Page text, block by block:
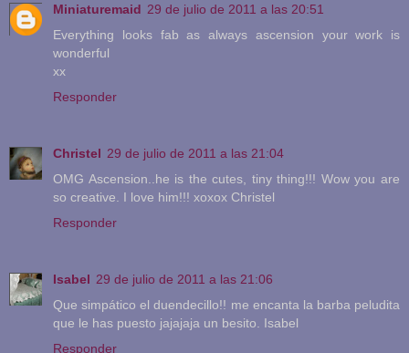
Miniaturemaid 29 de julio de 2011 a las 20:51
Everything looks fab as always ascension your work is
wonderful
xx
Responder
Christel 29 de julio de 2011 a las 21:04
OMG Ascension..he is the cutes, tiny thing!!! Wow you are
so creative. I love him!!! xoxox Christel
Responder
Isabel 29 de julio de 2011 a las 21:06
Que simpático el duendecillo!! me encanta la barba peludita
que le has puesto jajajaja un besito. Isabel
Responder